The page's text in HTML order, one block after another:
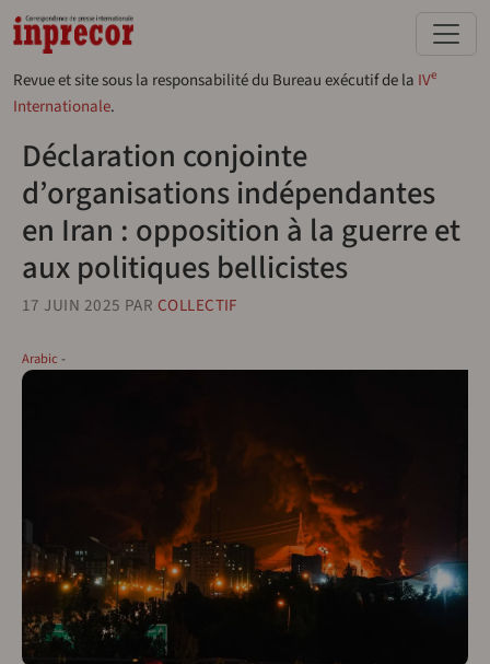
Aller au contenu principal
Revue et site sous la responsabilité du Bureau exécutif de la IVe
Internationale.
Déclaration conjointe
d’organisations indépendantes
en Iran : opposition à la guerre et
aux politiques bellicistes
17 JUIN 2025 PAR COLLECTIF
Arabic